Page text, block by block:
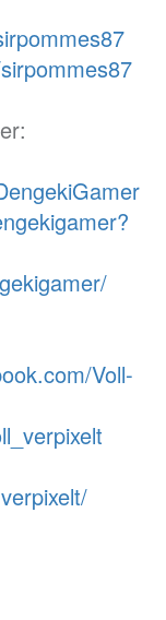
Voll-